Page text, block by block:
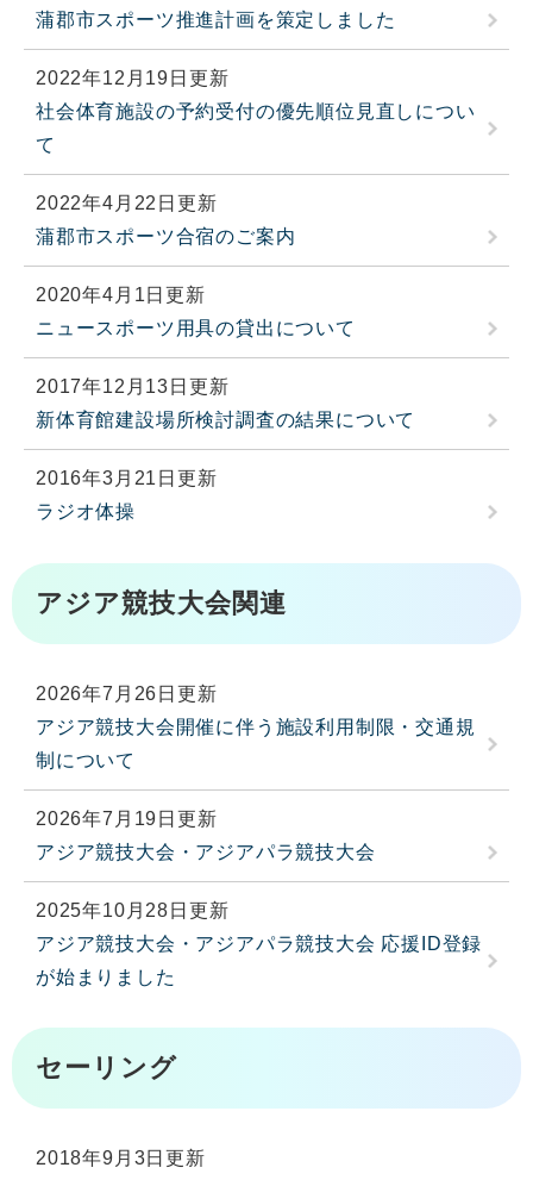
蒲郡市スポーツ推進計画を策定しました
2022年12月19日更新
社会体育施設の予約受付の優先順位見直しについ
て
2022年4月22日更新
蒲郡市スポーツ合宿のご案内
2020年4月1日更新
ニュースポーツ用具の貸出について
2017年12月13日更新
新体育館建設場所検討調査の結果について
2016年3月21日更新
ラジオ体操
アジア競技大会関連
2026年7月26日更新
アジア競技大会開催に伴う施設利用制限・交通規
制について
2026年7月19日更新
アジア競技大会・アジアパラ競技大会
2025年10月28日更新
アジア競技大会・アジアパラ競技大会 応援ID登録
が始まりました
セーリング
2018年9月3日更新